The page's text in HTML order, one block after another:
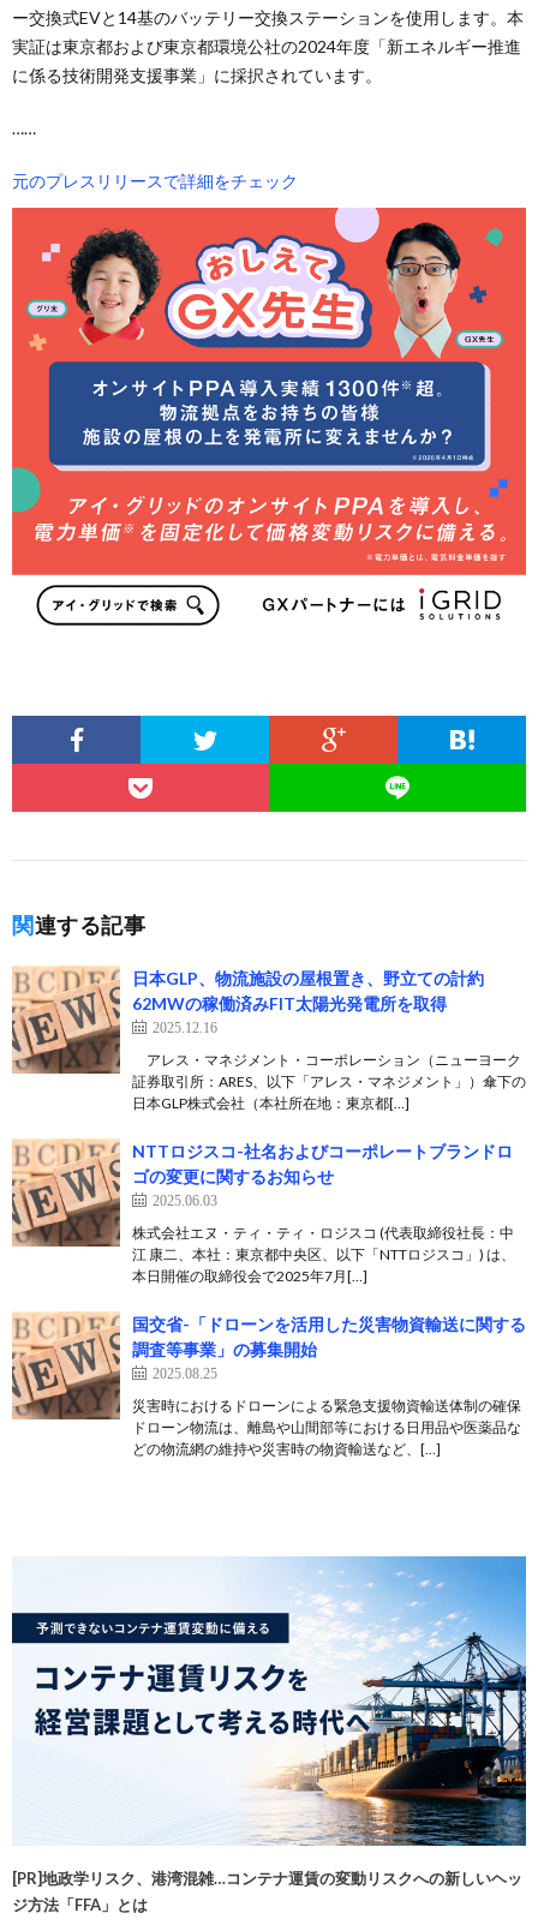
ー交換式EVと14基のバッテリー交換ステーションを使用します。本
実証は東京都および東京都環境公社の2024年度「新エネルギー推進
に係る技術開発支援事業」に採択されています。
……
元のプレスリリースで詳細をチェック
関連する記事
日本GLP、物流施設の屋根置き、野立ての計約
62MWの稼働済みFIT太陽光発電所を取得
2025.12.16
アレス・マネジメント・コーポレーション（ニューヨーク
証券取引所：ARES、以下「アレス・マネジメント」）傘下の
日本GLP株式会社（本社所在地：東京都[…]
NTTロジスコ-社名およびコーポレートブランドロ
ゴの変更に関するお知らせ
2025.06.03
株式会社エヌ・ティ・ティ・ロジスコ (代表取締役社長：中
江 康二、本社：東京都中央区、以下「NTTロジスコ」) は、
本日開催の取締役会で2025年7月[…]
国交省-「ドローンを活用した災害物資輸送に関する
調査等事業」の募集開始
2025.08.25
災害時におけるドローンによる緊急支援物資輸送体制の確保
ドローン物流は、離島や山間部等における日用品や医薬品な
どの物流網の維持や災害時の物資輸送など、[…]
[PR]地政学リスク、港湾混雑…コンテナ運賃の変動リスクへの新しいヘッ
ジ方法「FFA」とは